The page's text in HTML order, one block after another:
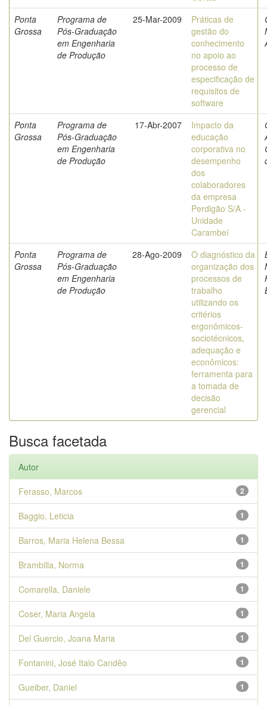
Ponta
Grossa
Programa de
Pós-Graduação
em Engenharia
de Produção
25-Mar-2009
Práticas de
gestão do
conhecimento
no apoio ao
processo de
especificação de
requisitos de
software
Ponta
Grossa
Programa de
Pós-Graduação
em Engenharia
de Produção
17-Abr-2007
Impacto da
educação
corporativa no
desempenho
dos
colaboradores
da empresa
Perdigão S/A -
Unidade
Carambeí
Ponta
Grossa
Programa de
Pós-Graduação
em Engenharia
de Produção
28-Ago-2009
O diagnóstico da
organização dos
processos de
trabalho
utilizando os
critérios
ergonômicos-
sociotécnicos,
adequação e
econômicos:
ferramenta para
a tomada de
decisão
gerencial
Busca facetada
Autor
2
Ferasso, Marcos
1
Baggio, Leticia
1
Barros, Maria Helena Bessa
1
Brambilla, Norma
1
Comarella, Daniele
1
Coser, Maria Angela
1
Del Guercio, Joana Maria
1
Fontanini, José Italo Candêo
1
Gueiber, Daniel